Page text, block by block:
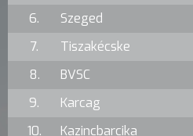
6.
Szeged
7.
Tiszakécske
8.
BVSC
9.
Karcag
10.
Kazincbarcika